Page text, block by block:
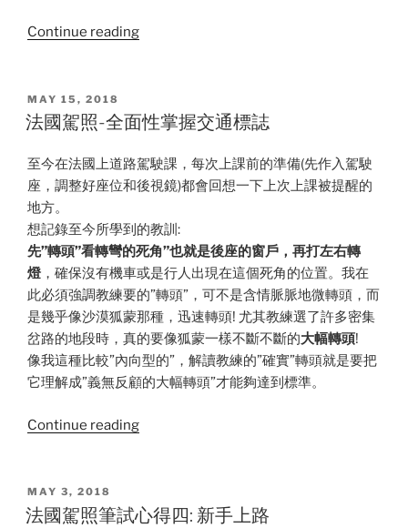
Continue reading“關
駕
的
趨
和
人
為
疏
失”
POSTED
ON
MAY 15, 2018
法國駕照-全面性掌握交通標誌
至今在法國上道路駕駛課，每次上課前的準備(先作入駕駛
座，調整好座位和後視鏡)都會回想一下上次上課被提醒的
地方。
想記錄至今所學到的教訓:
先”轉頭”看轉彎的死角”也就是後座的窗戶，再打左右轉
燈 ，確保沒有機車或是行人出現在這個死角的位置。我在
此必須強調教練要的”轉頭”，可不是含情脈脈地微轉頭，而
是幾乎像沙漠狐蒙那種，迅速轉頭! 尤其教練選了許多密集
岔路的地段時，真的要像狐蒙一樣不斷不斷的大幅轉頭!
像我這種比較”內向型的”，解讀教練的”確實”轉頭就是要把
它理解成”義無反顧的大幅轉頭”才能夠達到標準。
Continue reading“法
全
POSTED
ON
MAY 3, 2018
法國駕照筆試心得四: 新手上路